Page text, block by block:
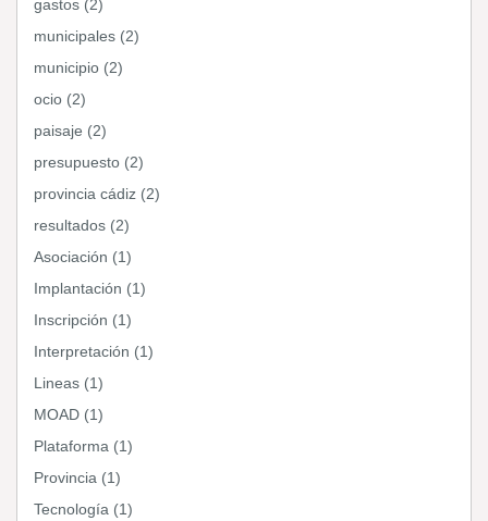
gastos (2)
municipales (2)
municipio (2)
ocio (2)
paisaje (2)
presupuesto (2)
provincia cádiz (2)
resultados (2)
Asociación (1)
Implantación (1)
Inscripción (1)
Interpretación (1)
Lineas (1)
MOAD (1)
Plataforma (1)
Provincia (1)
Tecnología (1)